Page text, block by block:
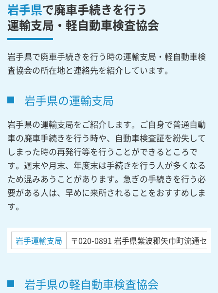
岩手県で廃車手続きを行う
運輸支局・軽自動車検査協会
岩手県で廃車手続きを行う時の運輸支局・軽自動車検
査協会の所在地と連絡先を紹介しています。
岩手県の運輸支局
岩手県の運輸支局をご紹介します。ご自身で普通自動
車の廃車手続きを行う時や、自動車検査証を紛失して
しまった時の再発行等を行うことができるところで
す。週末や月末、年度末は手続きを行う人が多くなる
ため混みあうことがあります。急ぎの手続きを行う必
要がある人は、早めに来所されることをおすすめしま
す。
岩手運輸支局 〒020-0891 岩手県紫波郡矢巾町流通セ
岩手県の軽自動車検査協会